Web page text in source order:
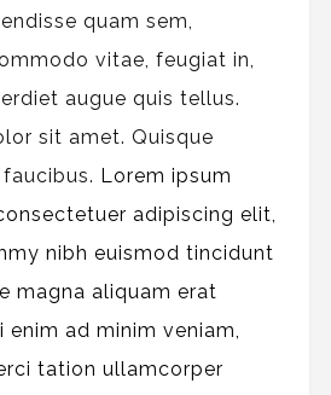
quam sem,
vitae, feugiat in,
augue quis tellus.
sit amet. Quisque
Lorem ipsum
adipiscing elit,
nibh euismod tincidunt
magna aliquam erat
ad minim veniam,
tation ullamcorper